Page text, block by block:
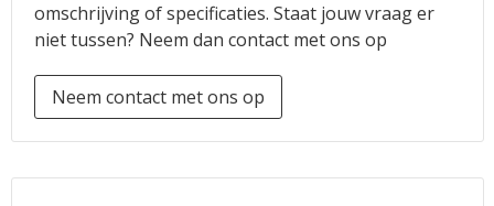
omschrijving of specificaties. Staat jouw vraag er
niet tussen? Neem dan contact met ons op
Neem contact met ons op